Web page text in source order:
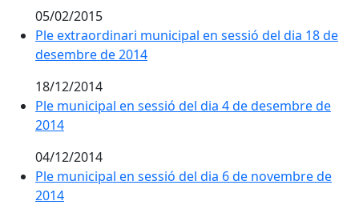
05/02/2015
Ple extraordinari municipal en sessió del dia 18 de
desembre de 2014
18/12/2014
Ple municipal en sessió del dia 4 de desembre de
2014
04/12/2014
Ple municipal en sessió del dia 6 de novembre de
2014